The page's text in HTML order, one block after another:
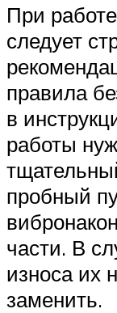
При
следует
правила
в
работы
пробный
части. В
износа их
заменить.